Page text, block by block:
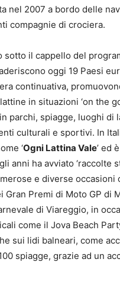
nel 2007 a bordo delle
compagnie di crociera.
sotto il cappello del
oggi 19 Paesi
continuativa,
in situazioni ‘on the
in parchi, spiagge, luoghi di
culturali e sportivi. In
‘Ogni Lattina Vale’ ed
anni ha avviato ‘raccolte
e diverse occasioni
Gran Premi di Moto GP di
di Viareggio, in
come il Jova Beach
sui lidi balneari, come
spiagge, grazie ad un